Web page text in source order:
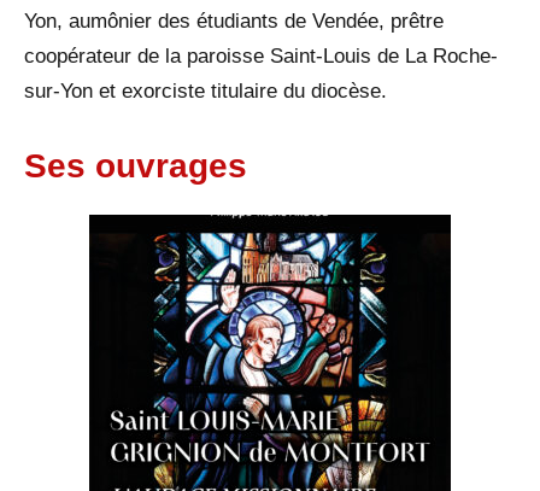
Yon, aumônier des étudiants de Vendée, prêtre
coopérateur de la paroisse Saint-Louis de La Roche-
sur-Yon et exorciste titulaire du diocèse.
Ses ouvrages